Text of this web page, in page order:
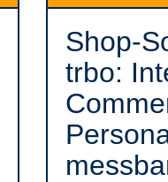
Shop-
trbo: